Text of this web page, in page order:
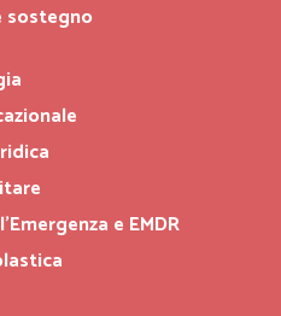
sostegno
e EMDR